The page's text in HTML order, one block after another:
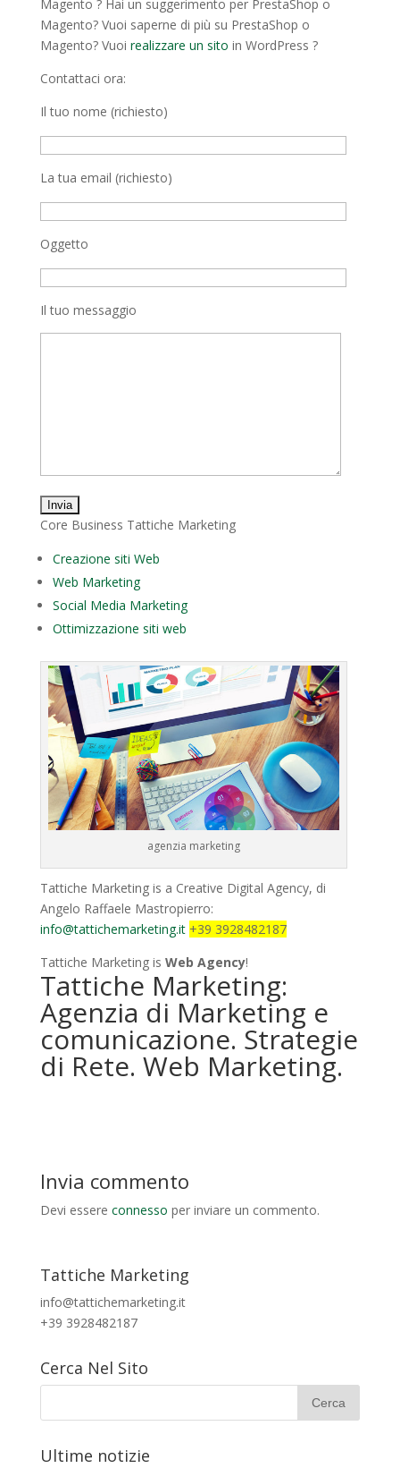
Magento ? Hai un suggerimento per PrestaShop o
Magento? Vuoi saperne di più su PrestaShop o
Magento? Vuoi realizzare un sito in WordPress ?
Contattaci ora:
Il tuo nome (richiesto)
La tua email (richiesto)
Oggetto
Il tuo messaggio
Core Business Tattiche Marketing
Creazione siti Web
Web Marketing
Social Media Marketing
Ottimizzazione siti web
agenzia marketing
Tattiche Marketing is a Creative Digital Agency, di
Angelo Raffaele Mastropierro:
info@tattichemarketing.it +39 3928482187
Tattiche Marketing is Web Agency!
Tattiche Marketing:
Agenzia di Marketing e
comunicazione. Strategie
di Rete. Web Marketing.
Invia commento
Devi essere connesso per inviare un commento.
Tattiche Marketing
info@tattichemarketing.it
+39 3928482187
Cerca Nel Sito
Ultime notizie